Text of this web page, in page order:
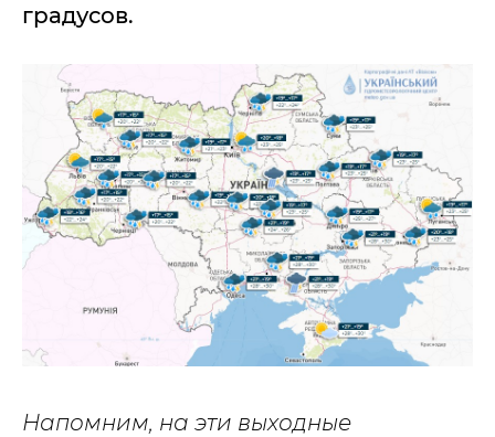
градусов.
Напомним, на эти выходные